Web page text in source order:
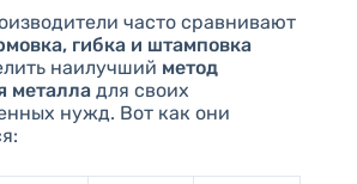
часто сравнивают
гибка и штамповка
наилучший метод
металладля своих
нужд. Вот как они